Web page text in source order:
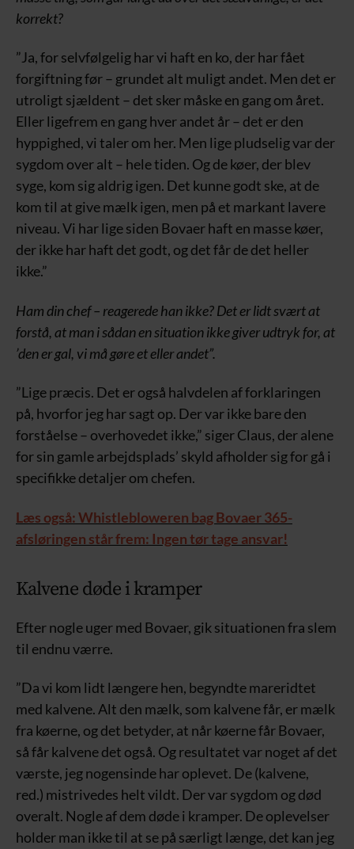
korrekt?
”Ja, for selvfølgelig har vi haft en ko, der har fået
forgiftning før – grundet alt muligt andet. Men det er
utroligt sjældent – det sker måske en gang om året.
Eller ligefrem en gang hver andet år – det er den
hyppighed, vi taler om her. Men lige pludselig var der
sygdom over alt – hele tiden. Og de køer, der blev
syge, kom sig aldrig igen. Det kunne godt ske, at de
kom til at give mælk igen, men på et markant lavere
niveau. Vi har lige siden Bovaer haft en masse køer,
der ikke har haft det godt, og det får de det heller
ikke.”
Ham din chef – reagerede han ikke? Det er lidt svært at
forstå, at man i sådan en situation ikke giver udtryk for, at
’den er gal, vi må gøre et eller andet”.
”Lige præcis. Det er også halvdelen af forklaringen
på, hvorfor jeg har sagt op. Der var ikke bare den
forståelse – overhovedet ikke,” siger Claus, der alene
for sin gamle arbejdsplads’ skyld afholder sig for gå i
specifikke detaljer om chefen.
Læs også: Whistlebloweren bag Bovaer 365-
afsløringen står frem: Ingen tør tage ansvar!
Kalvene døde i kramper
Efter nogle uger med Bovaer, gik situationen fra slem
til endnu værre.
”Da vi kom lidt længere hen, begyndte mareridtet
med kalvene. Alt den mælk, som kalvene får, er mælk
fra køerne, og det betyder, at når køerne får Bovaer,
så får kalvene det også. Og resultatet var noget af det
værste, jeg nogensinde har oplevet. De (kalvene,
red.) mistrivedes helt vildt. Der var sygdom og død
overalt. Nogle af dem døde i kramper. De oplevelser
holder man ikke til at se på særligt længe, det kan jeg